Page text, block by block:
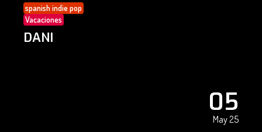
spanish indie pop
Vacaciones
DANI
05
May 25